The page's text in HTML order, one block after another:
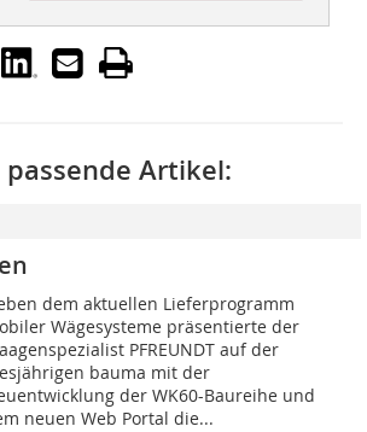
Artikel:
dem aktuellen Lieferprogramm
Wägesysteme präsentierte der
PFREUNDT auf der
bauma mit der
der WK60-Baureihe und
neuen Web Portal die...